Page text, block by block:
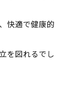
快適で健康的
を図れるでし